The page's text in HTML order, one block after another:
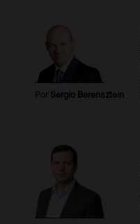
Por Sergio Berensztein